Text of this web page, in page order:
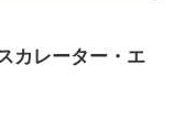
カレーター・エ